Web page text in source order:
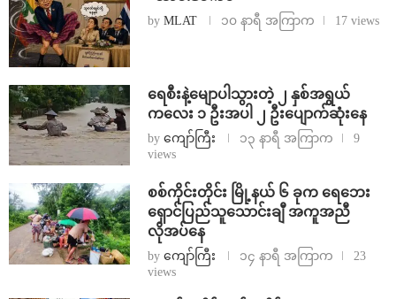
by MLAT ၁၀ နာရီ အကြာက 17 views
ရေစီးနဲ့မျောပါသွားတဲ့ ၂ နှစ်အရွယ်
ကလေး ၁ ဦးအပါ ၂ ဦးပျောက်ဆုံးနေ
by ကျော်ကြီး ၁၃ နာရီ အကြာက
9
views
စစ်ကိုင်းတိုင်း မြို့နယ် ၆ ခုက ရေဘေး
ရှောင်ပြည်သူသောင်းချီ အကူအညီ
လိုအပ်နေ
by ကျော်ကြီး ၁၄ နာရီ အကြာက
23
views